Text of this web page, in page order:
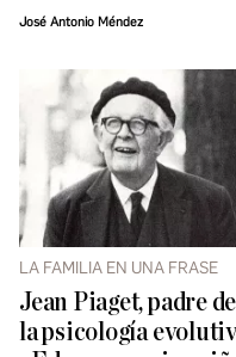
José Antonio Méndez
LA FAMILIA EN UNA FRASE
Jean Piaget, padre de
la psicología